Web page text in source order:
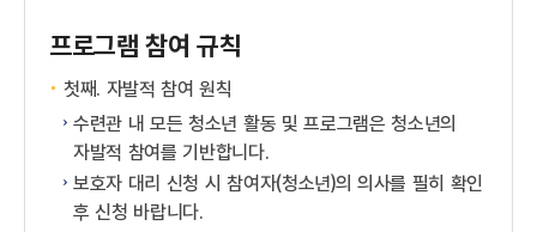
프로그램 참여 규칙
첫째. 자발적 참여 원칙
수련관 내 모든 청소년 활동 및 프로그램은 청소년의
자발적 참여를 기반합니다.
보호자 대리 신청 시 참여자(청소년)의 의사를 필히 확인
후 신청 바랍니다.